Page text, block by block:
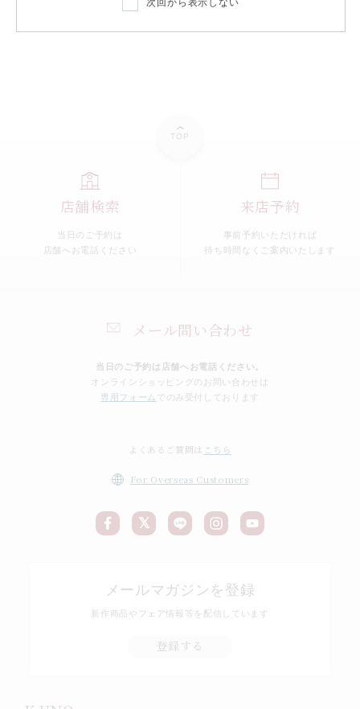
TOP
メール問い合わせ
当日のご予約は店舗へお電話ください。
オンラインショッピングのお問い合わせは
専用フォーム
でのみ受付しております
店舗検索
当日のご予約は
店舗へお電話ください
来店予約
事前予約いただければ
待ち時間なくご案内いたします
よくあるご質問は こちら
For Overseas Customers
メールマガジンを登録
新作商品やフェア情報等を配信しています
登録する
次回から表示しない